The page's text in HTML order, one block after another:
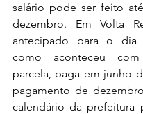
salário pode ser feito
dezembro. Em Volta
antecipado para o dia
como aconteceu
parcela, paga em junho
pagamento de
calendário da prefeitura